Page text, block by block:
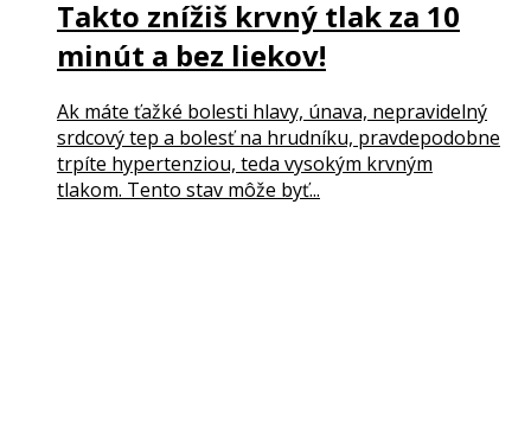
Takto znížiš krvný tlak za 10
minút a bez liekov!
Ak máte ťažké bolesti hlavy, únava, nepravidelný
srdcový tep a bolesť na hrudníku, pravdepodobne
trpíte hypertenziou, teda vysokým krvným
tlakom. Tento stav môže byť...